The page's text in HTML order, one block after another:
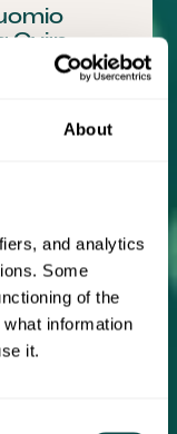
About
and analytics
Some
of the
information
it.
Oyj:n